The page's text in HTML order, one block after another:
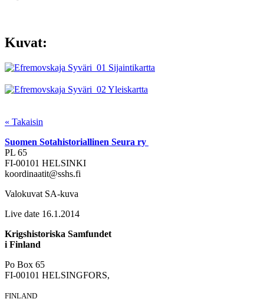
Kuvat:
« Takaisin
Suomen Sotahistoriallinen Seura ry
PL 65
FI-00101 HELSINKI
koordinaatit@sshs.fi
Valokuvat SA-kuva
Live date 16.1.2014
Krigshistoriska Samfundet
i Finland
Po Box 65
FI-00101 HELSINGFORS,
FINLAND